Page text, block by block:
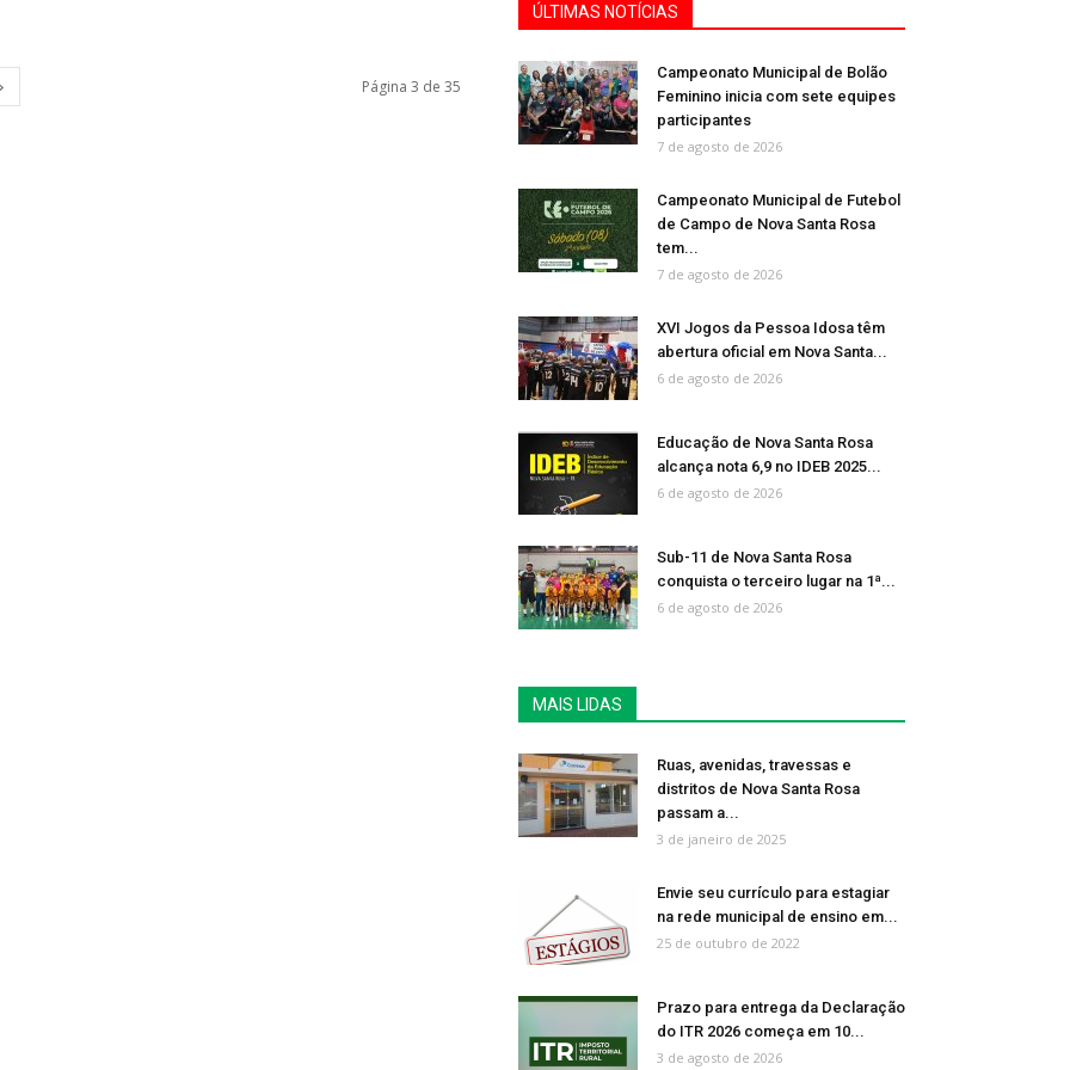
Página 3 de 35
ÚLTIMAS NOTÍCIAS
Campeonato Municipal de Bolão
Feminino inicia com sete equipes
participantes
7 de agosto de 2026
Campeonato Municipal de Futebol
de Campo de Nova Santa Rosa
tem...
7 de agosto de 2026
XVI Jogos da Pessoa Idosa têm
abertura oficial em Nova Santa...
6 de agosto de 2026
Educação de Nova Santa Rosa
alcança nota 6,9 no IDEB 2025...
6 de agosto de 2026
Sub-11 de Nova Santa Rosa
conquista o terceiro lugar na 1ª...
6 de agosto de 2026
MAIS LIDAS
Ruas, avenidas, travessas e
distritos de Nova Santa Rosa
passam a...
3 de janeiro de 2025
Envie seu currículo para estagiar
na rede municipal de ensino em...
25 de outubro de 2022
Prazo para entrega da Declaração
do ITR 2026 começa em 10...
3 de agosto de 2026